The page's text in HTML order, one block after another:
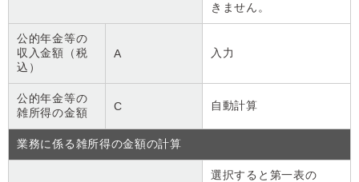
きません。
公的年金等の
収入金額（税
込）
A 入力
公的年金等の
雑所得の金額
C 自動計算
業務に係る雑所得の金額の計算
選択すると第一表の